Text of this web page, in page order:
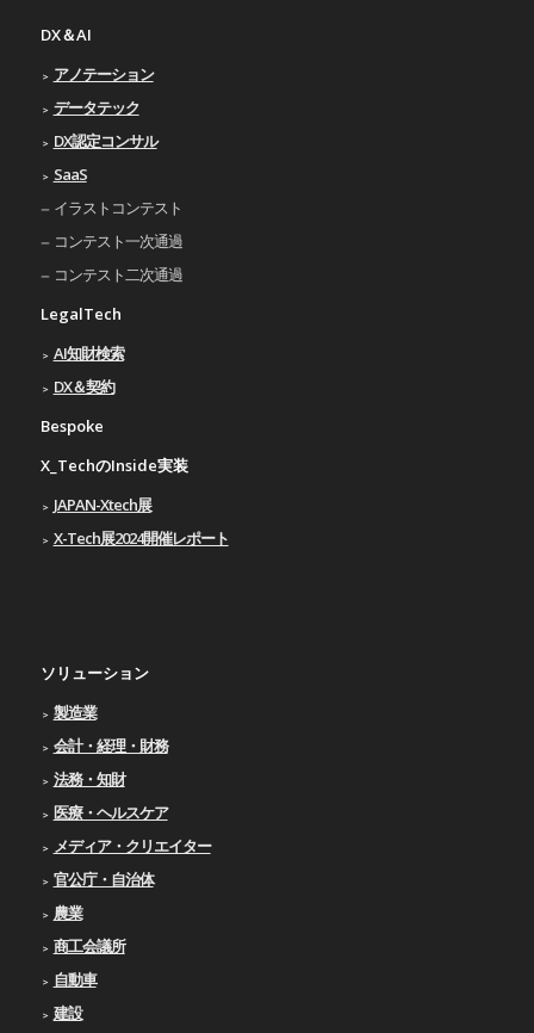
DX＆AI
アノテーション
データテック
DX認定コンサル
SaaS
イラストコンテスト
コンテスト一次通過
コンテスト二次通過
LegalTech
AI知財検索
DX＆契約
Bespoke
X_TechのInside実装
JAPAN-Xtech展
X-Tech展2024開催レポート
ソリューション
製造業
会計・経理・財務
法務・知財
医療・ヘルスケア
メディア・クリエイター
官公庁・自治体
農業
商工会議所
自動車
建設